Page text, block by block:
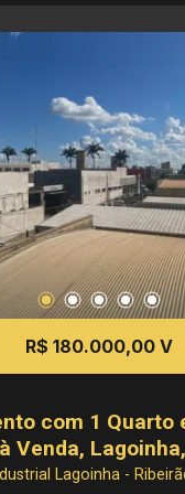
R$ 180.000,00 V
com 1 Quarto
Venda,
Lagoinha -